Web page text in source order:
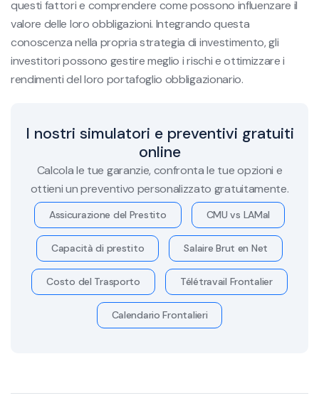
questi fattori e comprendere come possono influenzare il
valore delle loro obbligazioni. Integrando questa
conoscenza nella propria strategia di investimento, gli
investitori possono gestire meglio i rischi e ottimizzare i
rendimenti del loro portafoglio obbligazionario.
I nostri simulatori e preventivi gratuiti
online
Calcola le tue garanzie, confronta le tue opzioni e
ottieni un preventivo personalizzato gratuitamente.
Assicurazione del Prestito CMU vs LAMal
Capacità di prestito Salaire Brut en Net
Costo del Trasporto Télétravail Frontalier
Calendario Frontalieri